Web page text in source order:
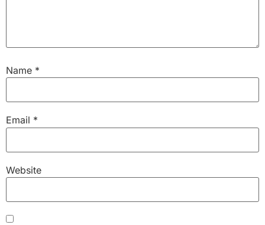
Name *
Email *
Website